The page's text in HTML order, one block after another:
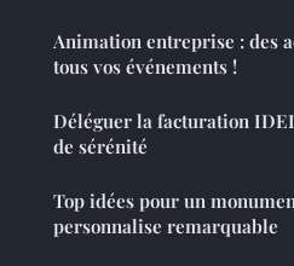
Animation entreprise : des
tous vos événements !
Déléguer la facturation
de sérénité
Top idées pour un
personnalise remarquable